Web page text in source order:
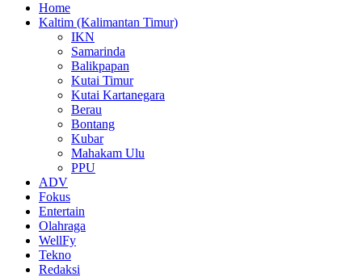
Home
Kaltim (Kalimantan Timur)
IKN
Samarinda
Balikpapan
Kutai Timur
Kutai Kartanegara
Berau
Bontang
Kubar
Mahakam Ulu
PPU
ADV
Fokus
Entertain
Olahraga
WellFy
Tekno
Redaksi